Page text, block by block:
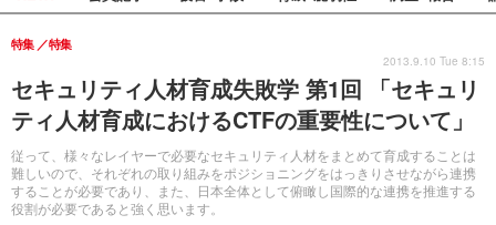
セキュリティ人材育成失敗学 第1回 「セキュリ
ティ人材育成におけるCTFの重要性について」
従って、様々なレイヤーで必要なセキュリティ人材をまとめて育成することは
難しいので、それぞれの取り組みをポジショニングをはっきりさせながら連携
することが必要であり、また、日本全体として俯瞰し国際的な連携を推進する
役割が必要であると強く思います。
特集 特集
2013.9.10 Tue 8:15